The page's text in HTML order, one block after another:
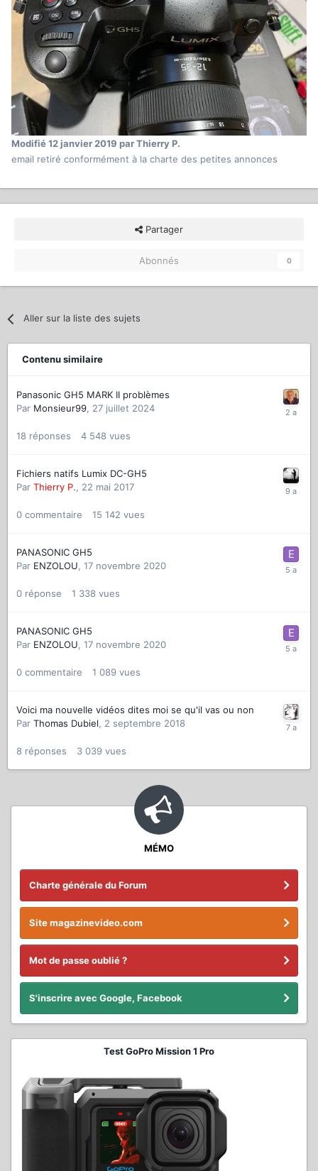
Modifié12 janvier 2019 par Thierry P.
email retiré conformément à la charte des petites annonces
Partager
Abonnés 0
Aller sur la liste des sujets
Contenu similaire
Panasonic GH5 MARK II problèmes
Par Monsieur99, 27 juillet 2024
18 réponses 4 548 vues
Fichiers natifs Lumix DC-GH5
Par Thierry P., 22 mai 2017
0 commentaire 15 142 vues
PANASONIC GH5
Par ENZOLOU, 17 novembre 2020
0 réponse 1 338 vues
PANASONIC GH5
Par ENZOLOU, 17 novembre 2020
0 commentaire 1 089 vues
Voici ma nouvelle vidéos dites moi se qu'il vas ou non
Par Thomas Dubiel, 2 septembre 2018
8 réponses 3 039 vues
MÉMO
Charte générale du Forum
Site magazinevideo.com
Mot de passe oublié ?
S'inscrire avec Google, Facebook
Test GoPro Mission 1 Pro